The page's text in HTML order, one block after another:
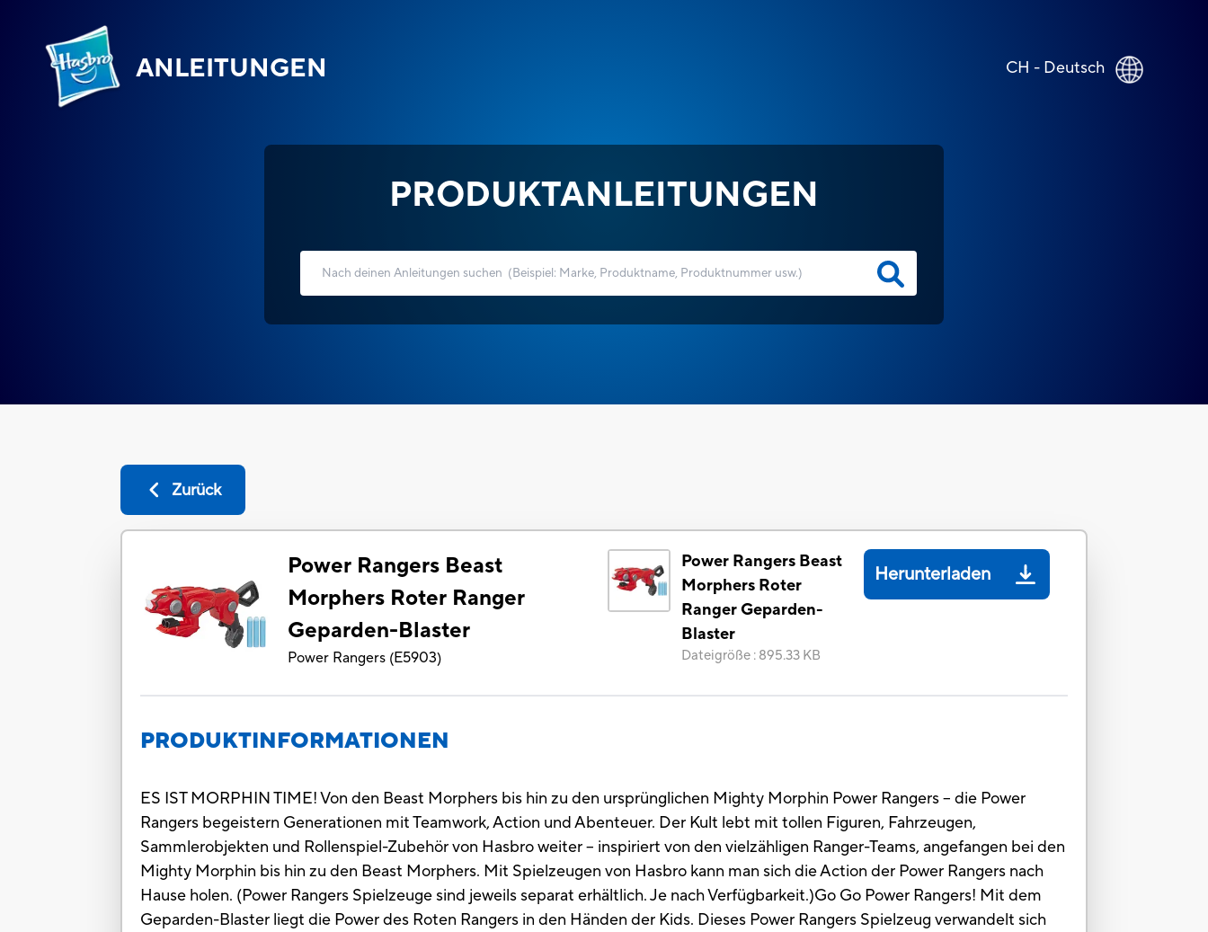
ANLEITUNGEN CH - Deutsch
PRODUKTANLEITUNGEN
Zurück
Power Rangers Beast
Morphers Roter Ranger
Geparden-Blaster
Power Rangers (E5903)
Power Rangers Beast
Morphers Roter
Ranger Geparden-
Blaster
Dateigröße : 895.33 KB
Herunterladen
PRODUKTINFORMATIONEN
ES IST MORPHIN TIME! Von den Beast Morphers bis hin zu den ursprünglichen Mighty Morphin Power Rangers – die Power
Rangers begeistern Generationen mit Teamwork, Action und Abenteuer. Der Kult lebt mit tollen Figuren, Fahrzeugen,
Sammlerobjekten und Rollenspiel-Zubehör von Hasbro weiter – inspiriert von den vielzähligen Ranger-Teams, angefangen bei den
Mighty Morphin bis hin zu den Beast Morphers. Mit Spielzeugen von Hasbro kann man sich die Action der Power Rangers nach
Hause holen. (Power Rangers Spielzeuge sind jeweils separat erhältlich. Je nach Verfügbarkeit.)Go Go Power Rangers! Mit dem
Geparden-Blaster liegt die Power des Roten Rangers in den Händen der Kids. Dieses Power Rangers Spielzeug verwandelt sich